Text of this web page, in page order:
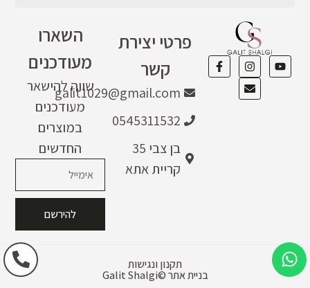
פרטי יצירת
קשר
galit1029@gmail.com
0545311532
בן צבי 35
קריית אתא
השארו
מעודכנים
שווה להישאר
מעודכנים
במוצרים
החדשים
להירשם
Galit Shalgi©בניית אתר
תקנון ונגישות